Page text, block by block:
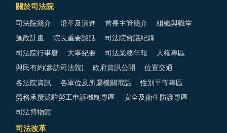
關於司法院
司法院簡介 沿革及演進 首長主管簡介 組織與職掌
施政計畫 院長重要談話 司法院會議紀錄
司法院行事曆 大事紀要 司法業務年報 人權專區
與民有約(參訪司法院) 政府資訊公開 位置交通
各法院資訊 各單位及所屬機關電話 性別平等專區
勞務承攬派駐勞工申訴機制專區 安全及衛生防護專區
司法博物館
司法改革